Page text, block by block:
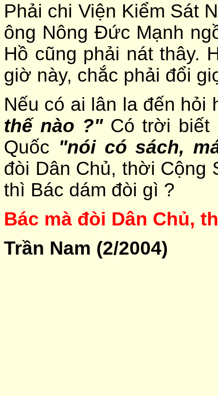
Phải chi Viện Kiểm Sát
ông Nông Đức Mạnh
Hồ cũng phải nát thây.
giờ này, chắc phải đổi
Nếu có ai lân la đến hỏi
thế nào ?"Có trời biết
Quốc "nói có sách,
đòi Dân Chủ, thời Cộng
thì Bác dám đòi gì ?
Bác mà đòi Dân Chủ,
Trần Nam (2/2004)